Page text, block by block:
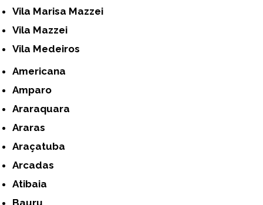
Vila Marisa Mazzei
Vila Mazzei
Vila Medeiros
Americana
Amparo
Araraquara
Araras
Araçatuba
Arcadas
Atibaia